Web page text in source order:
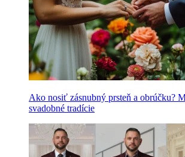
Ako nosiť zásnubný prsteň a obrúčku?
svadobné tradície